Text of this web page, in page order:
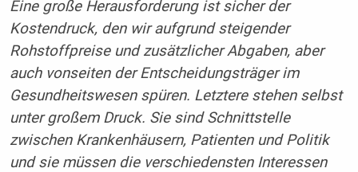
Eine große Herausforderung ist sicher der
Kostendruck, den wir aufgrund steigender
Rohstoffpreise und zusätzlicher Abgaben, aber
auch vonseiten der Entscheidungsträger im
Gesundheitswesen spüren. Letztere stehen selbst
unter großem Druck. Sie sind Schnittstelle
zwischen Krankenhäusern, Patienten und Politik
und sie müssen die verschiedensten Interessen